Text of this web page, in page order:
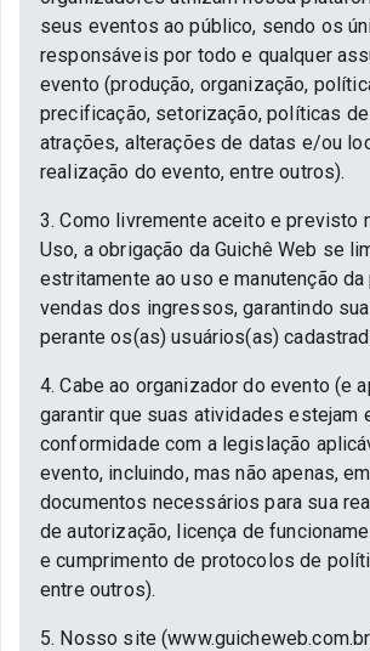
seus eventos ao público, sendo os
responsáveis por todo e qualquer
evento (produção, organização,
precificação, setorização, políticas
atrações, alterações de datas e/ou
realização do evento, entre outros).
3. Como livremente aceito e previsto
Uso, a obrigação da Guichê Web se
estritamente ao uso e manutenção
vendas dos ingressos, garantindo
perante os(as) usuários(as)
4. Cabe ao organizador do evento (e
garantir que suas atividades estejam
conformidade com a legislação
evento, incluindo, mas não apenas,
documentos necessários para sua
de autorização, licença de
e cumprimento de protocolos de
entre outros).
5. Nosso site